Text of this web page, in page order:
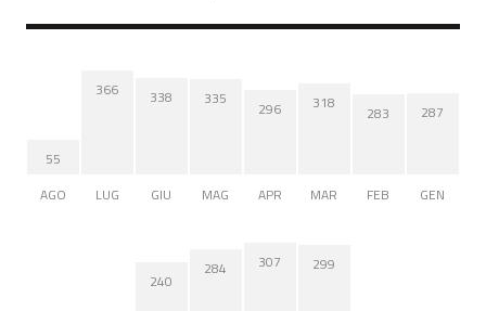
55
AGO
366
LUG
338
GIU
335
MAG
296
APR
318
MAR
283
FEB
287
GEN
240
284 307 299